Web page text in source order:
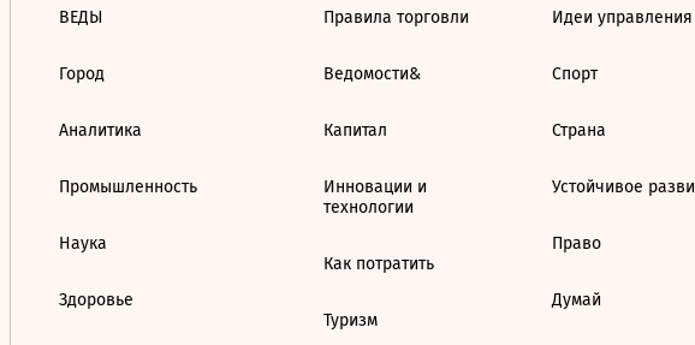
ВЕДЫ
Город
Аналитика
Промышленность
Наука
Здоровье
Правила торговли
Ведомости&
Капитал
Инновации и
технологии
Как потратить
Туризм
Идеи управления
Спорт
Страна
Устойчивое
Право
Думай